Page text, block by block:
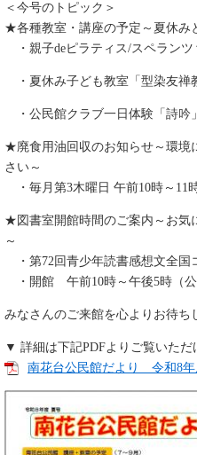
＜今号のトピック＞
★各種教室・講座の予定～夏休み
・親子deピラティス/スペラン
・夏休み子ども教室「型染友禅
・公民館クラブ一日体験「詩吟
★廃食用油回収のお知らせ～環境
さい～
・毎月第3木曜日 午前10時～11
★図書室開館時間のご案内～お気
～
・第72回青少年読書感想文全国
・開館 午前10時～午後5時（公
みなさんのご来館を心よりお待ち
▼ 詳細は下記PDFよりご覧いただ
南花台公民館だより 令和8年